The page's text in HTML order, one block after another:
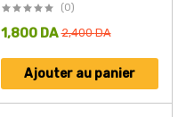
(0)
2,400DA
1,800 DA
Ajouter au panier